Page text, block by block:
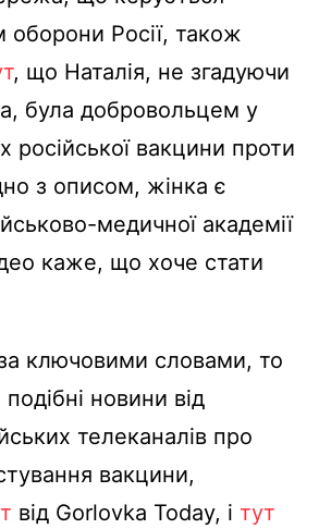
оборони Росії, також
, що Наталія, не згадуючи
була добровольцем у
російської вакцини проти
з описом, жінка є
медичної академії
каже, що хоче стати
ключовими словами, то
новини від
телеканалів про
вакцини,
від Gorlovka Today, і тут